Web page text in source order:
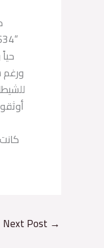
ورغم
Next Post →